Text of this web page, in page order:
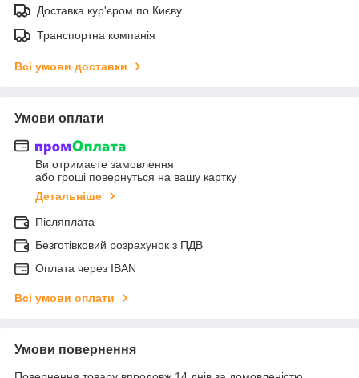
Доставка кур'єром по Києву
Транспортна компанія
Всі умови доставки
Умови оплати
Ви отримаєте замовлення
або гроші повернуться на вашу картку
Детальніше
Післяплата
Безготівковий розрахунок з ПДВ
Оплата через IBAN
Всі умови оплати
Умови повернення